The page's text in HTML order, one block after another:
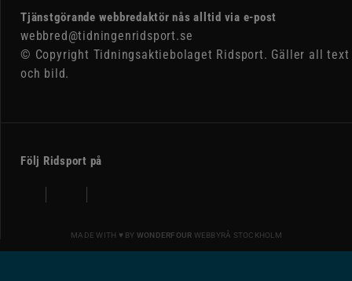
Tjänstgörande webbredaktör nås alltid via e-post
webbred@tidningenridsport.se
© Copyright Tidningsaktiebolaget Ridsport. Gäller all text
och bild.
Följ Ridsport på
MADE WITH ♥ BY WONDERFOUR WEBBYRÅ STOCKHOLM